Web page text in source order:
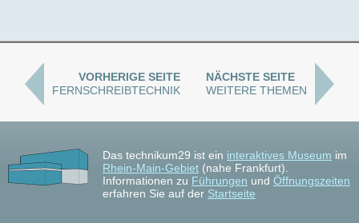
VORHERIGE SEITE
FERNSCHREIBTECHNIK
NÄCHSTE SEITE
WEITERE THEMEN
Das technikum29 ist ein interaktives Museum im
Rhein-Main-Gebiet (nahe Frankfurt).
Informationen zu Führungen und Öffnungszeiten
erfahren Sie auf der Startseite